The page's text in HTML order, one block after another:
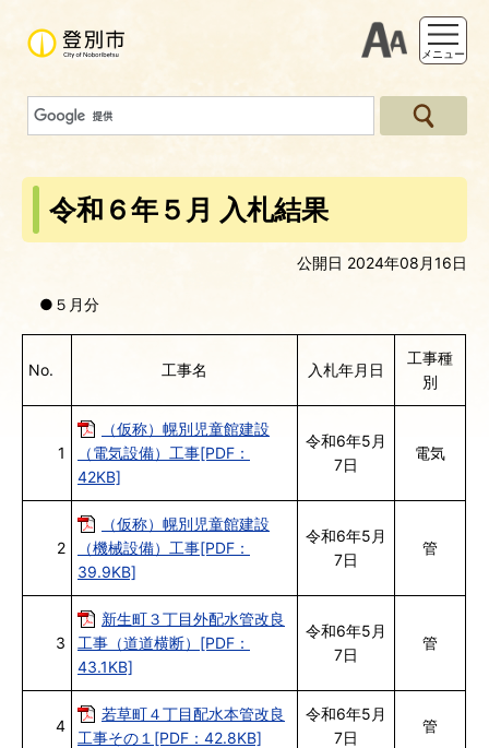
支援ツー
メニュー
令和６年５月 入札結果
公開日 2024年08月16日
●５月分
No. 工事名 入札年月日
工事種
別
1
（仮称）幌別児童館建設
（電気設備）工事[PDF：
42KB]
令和6年5月
7日
電気
2
（仮称）幌別児童館建設
（機械設備）工事[PDF：
39.9KB]
令和6年5月
7日
管
3
新生町３丁目外配水管改良
工事（道道横断）[PDF：
43.1KB]
令和6年5月
7日
管
4
若草町４丁目配水本管改良
工事その１[PDF：42.8KB]
令和6年5月
7日
管